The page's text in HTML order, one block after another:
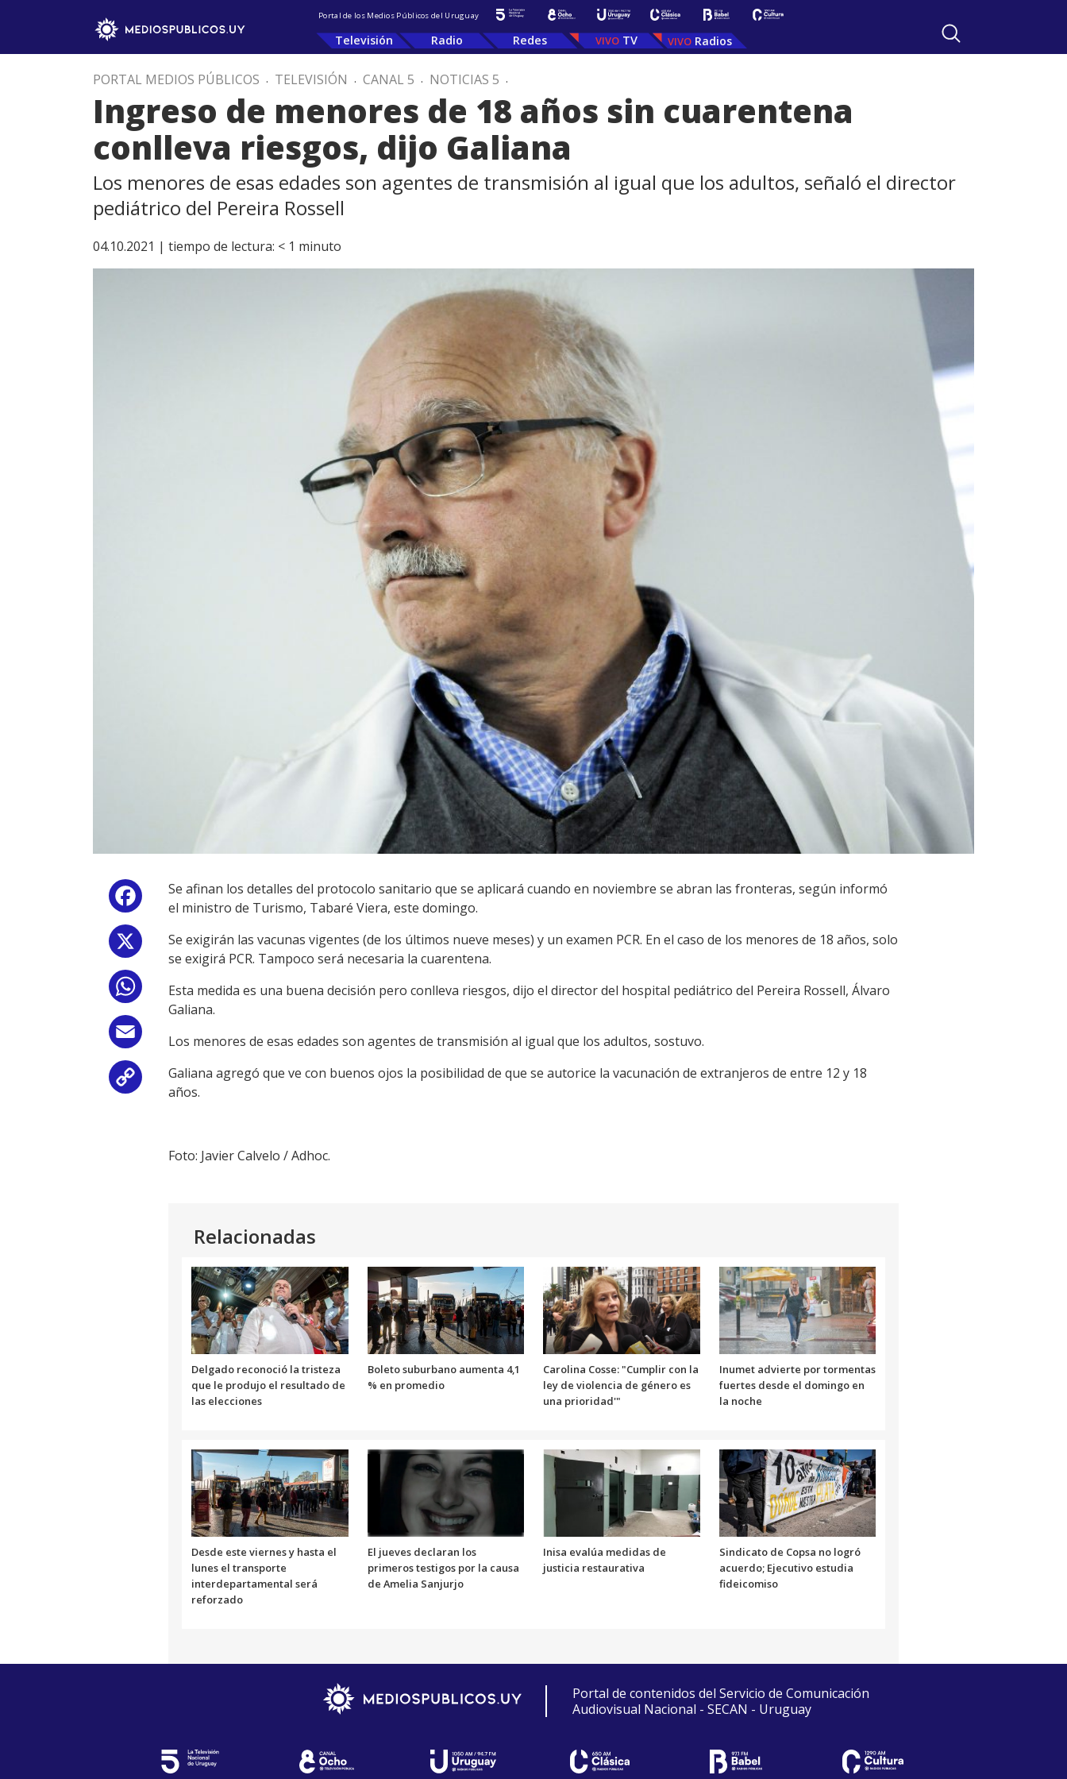
Portal de los Medios Públicos del Uruguay
Televisión Radio Redes TV Radios
PORTAL MEDIOS PÚBLICOS . TELEVISIÓN . CANAL 5 . NOTICIAS 5 .
Ingreso de menores de 18 años sin cuarentena
conlleva riesgos, dijo Galiana
Los menores de esas edades son agentes de transmisión al igual que los adultos, señaló el director
pediátrico del Pereira Rossell
04.10.2021 | tiempo de lectura: < 1 minuto
Facebook
WhatsApp
Email
Copy
Se afinan los detalles del protocolo sanitario que se aplicará cuando en noviembre se abran las fronteras, según informó
el ministro de Turismo, Tabaré Viera, este domingo.
Se exigirán las vacunas vigentes (de los últimos nueve meses) y un examen PCR. En el caso de los menores de 18 años, solo
se exigirá PCR. Tampoco será necesaria la cuarentena.
Esta medida es una buena decisión pero conlleva riesgos, dijo el director del hospital pediátrico del Pereira Rossell, Álvaro
Galiana.
Los menores de esas edades son agentes de transmisión al igual que los adultos, sostuvo.
Galiana agregó que ve con buenos ojos la posibilidad de que se autorice la vacunación de extranjeros de entre 12 y 18
años.
Foto: Javier Calvelo / Adhoc.
Relacionadas
Delgado reconoció la tristeza
que le produjo el resultado de
las elecciones
Boleto suburbano aumenta 4,1
% en promedio
Carolina Cosse: "Cumplir con la
ley de violencia de género es
una prioridad'"
Inumet advierte por tormentas
fuertes desde el domingo en
la noche
Desde este viernes y hasta el
lunes el transporte
interdepartamental será
reforzado
El jueves declaran los
primeros testigos por la causa
de Amelia Sanjurjo
Inisa evalúa medidas de
justicia restaurativa
Sindicato de Copsa no logró
acuerdo; Ejecutivo estudia
fideicomiso
Portal de contenidos del Servicio de Comunicación
Audiovisual Nacional - SECAN - Uruguay